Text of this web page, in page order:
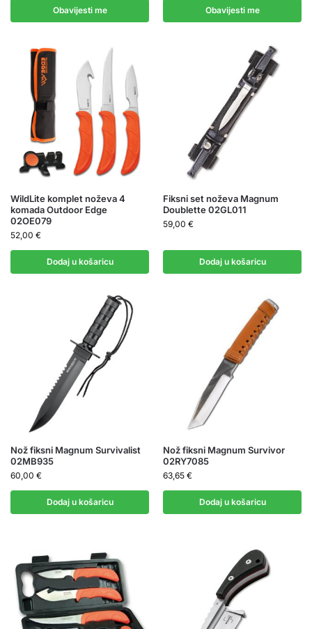
Obavijesti me Obavijesti me
WildLite komplet noževa 4
komada Outdoor Edge
02OE079
52,00 €
Dodaj u košaricu
Fiksni set noževa Magnum
Doublette 02GL011
59,00 €
Dodaj u košaricu
Nož fiksni Magnum Survivalist
02MB935
60,00 €
Dodaj u košaricu
Nož fiksni Magnum Survivor
02RY7085
63,65 €
Dodaj u košaricu